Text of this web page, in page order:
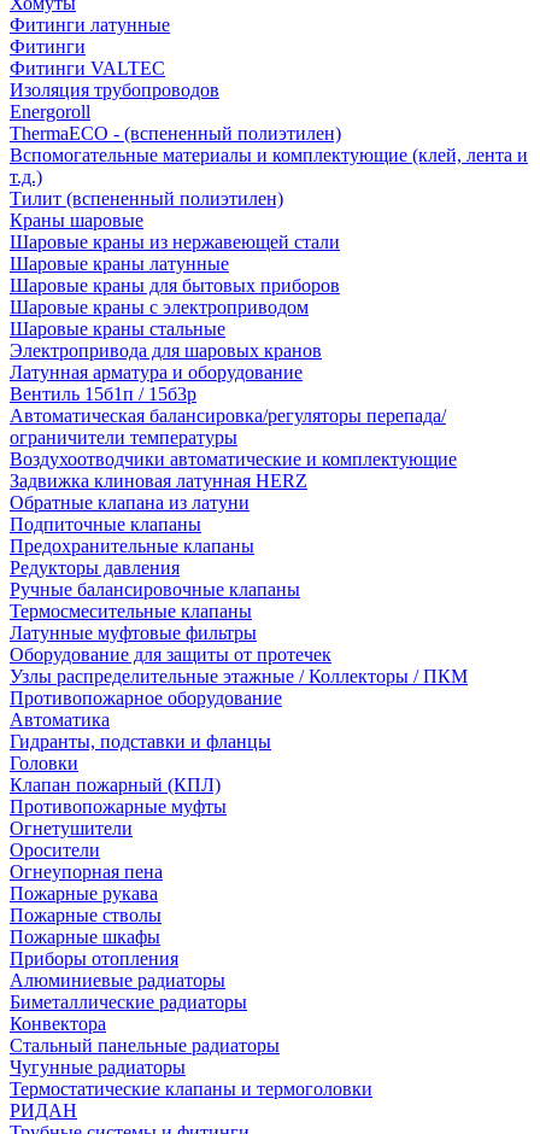
Фитинги латунные
Фитинги
Фитинги VALTEC
Изоляция трубопроводов
Energoroll
ThermaECO - (вспененный полиэтилен)
Вспомогательные материалы и комплектующие (клей, лента и
т.д.)
Тилит (вспененный полиэтилен)
Краны шаровые
Шаровые краны из нержавеющей стали
Шаровые краны латунные
Шаровые краны для бытовых приборов
Шаровые краны с электроприводом
Шаровые краны стальные
Электропривода для шаровых кранов
Латунная арматура и оборудование
Вентиль 15б1п / 15б3р
Автоматическая балансировка/регуляторы перепада/
ограничители температуры
Воздухоотводчики автоматические и комплектующие
Задвижка клиновая латунная HERZ
Обратные клапана из латуни
Подпиточные клапаны
Предохранительные клапаны
Редукторы давления
Ручные балансировочные клапаны
Термосмесительные клапаны
Латунные муфтовые фильтры
Оборудование для защиты от протечек
Узлы распределительные этажные / Коллекторы / ПКМ
Противопожарное оборудование
Автоматика
Гидранты, подставки и фланцы
Головки
Клапан пожарный (КПЛ)
Противопожарные муфты
Огнетушители
Оросители
Огнеупорная пена
Пожарные рукава
Пожарные стволы
Пожарные шкафы
Приборы отопления
Алюминиевые радиаторы
Биметаллические радиаторы
Конвектора
Стальный панельные радиаторы
Чугунные радиаторы
Термостатические клапаны и термоголовки
РИДАН